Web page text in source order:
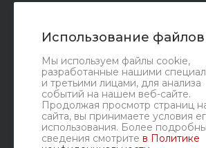
Использование
Мы используем файлы cookie,
разработанные нашими
и третьими лицами, для анализа
событий на нашем веб-сайте.
Продолжая просмотр страниц
сайта, вы принимаете условия
использования. Более
сведения смотрите в Политике